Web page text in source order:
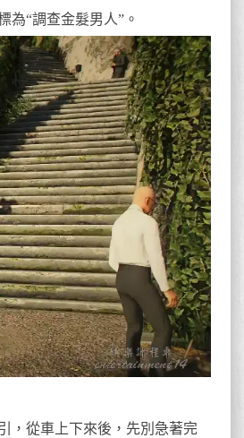
為“調查金髮男人”。
，從車上下來後，先別急著完